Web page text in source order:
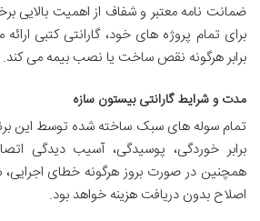
ضمانت نامه معتبر و شفاف از اهمیت بالایی
برای تمام پروژه های خود، گارانتی کتبی
برابر هرگونه نقص ساخت یا نصب بیمه می کند.
مدت و شرایط گارانتی بیستون سازه
برابر خوردگی، پوسیدگی، آسیب دیدگی
همچنین در صورت بروز هرگونه خطای
اصلاح بدون دریافت هزینه خواهد بود.